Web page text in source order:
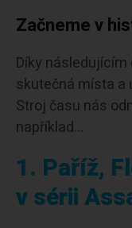
Začneme v
Díky
skutečná místa a
Stroj času nás
například…
1. Paříž,
v sérii